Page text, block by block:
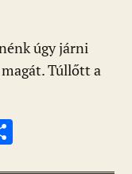
úgy járni
Túllőtt a